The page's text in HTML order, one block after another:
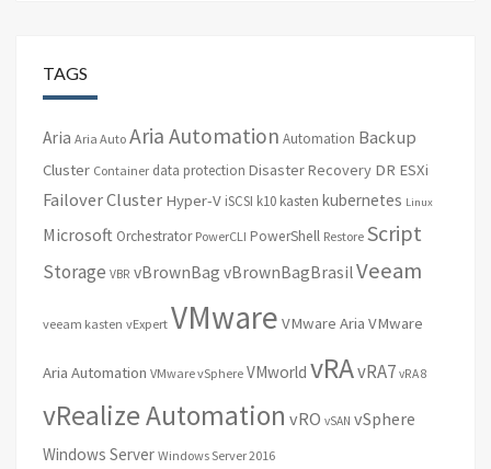
TAGS
Aria Aria Auto Aria Automation Automation Backup
Cluster Container data protection Disaster Recovery DR ESXi
Failover Cluster Hyper-V iSCSI k10 kasten kubernetes Linux
Microsoft Orchestrator PowerCLI PowerShell Restore Script
Storage VBR vBrownBag vBrownBagBrasilVeeam
veeam kasten vExpert VMware VMware Aria VMware
Aria Automation VMware vSphere VMworld vRAvRA7 vRA 8
vRealize Automation vRO vSAN vSphere
Windows Server Windows Server 2016